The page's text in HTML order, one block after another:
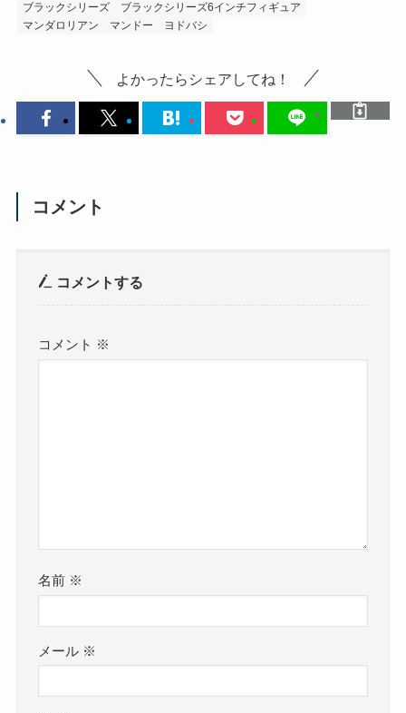
ブラックシリーズ
ブラックシリーズ6インチフィギュア
マンダロリアン
マンドー ヨドバシ
よかったらシェアしてね！
コメント
コメントする
コメント ※
名前 ※
メール ※